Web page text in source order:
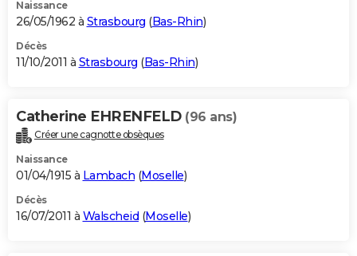
Naissance
26/05/1962 à Strasbourg (Bas-Rhin)
Décès
11/10/2011 à Strasbourg (Bas-Rhin)
Catherine EHRENFELD (96 ans)
Créer une cagnotte obsèques
Naissance
01/04/1915 à Lambach (Moselle)
Décès
16/07/2011 à Walscheid (Moselle)